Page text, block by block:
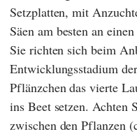
Setzplatten, mit
Säen am besten an
Sie richten sich beim
Entwicklungsstadium
Pflänzchen das vierte
ins Beet setzen. Achten
zwischen den Pflanzen